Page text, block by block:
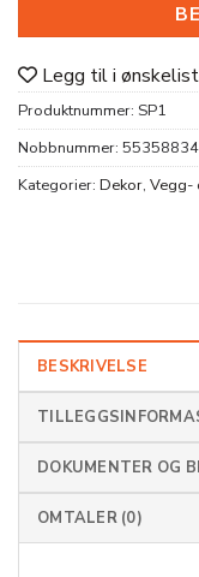
Legg til i
Produktnummer: SP1
Nobbnummer: 55358834
Kategorier: Dekor, Vegg-
BESKRIVELSE
DOKUMENTER OG
OMTALER (0)